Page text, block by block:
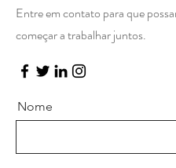
Entre em contato para que
começar a trabalhar juntos.
Nome